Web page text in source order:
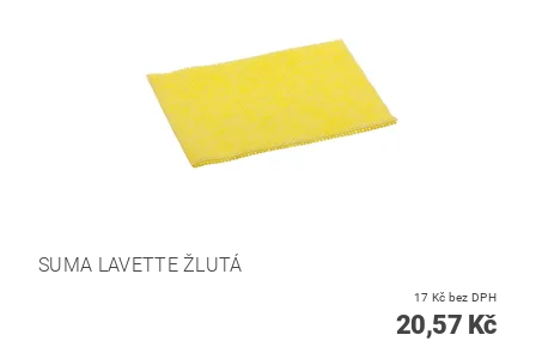
SUMA LAVETTE ŽLUTÁ
17 Kč bez DPH
20,57 Kč